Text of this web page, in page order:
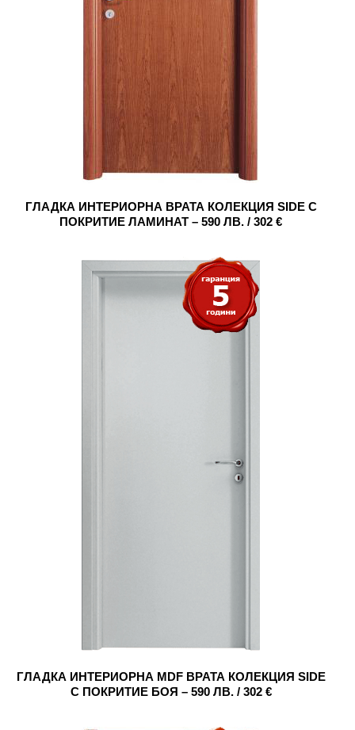
ГЛАДКА ИНТЕРИОРНА ВРАТА КОЛЕКЦИЯ SIDE С
ПОКРИТИЕ ЛАМИНАТ – 590 ЛВ. / 302 €
ГЛАДКА ИНТЕРИОРНА MDF ВРАТА КОЛЕКЦИЯ SIDE
С ПОКРИТИЕ БОЯ – 590 ЛВ. / 302 €